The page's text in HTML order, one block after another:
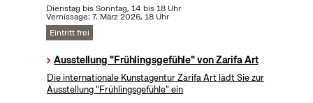
Dienstag bis Sonntag, 14 bis 18 Uhr
Vernissage: 7. März 2026, 18 Uhr
Eintritt frei
Ausstellung "Frühlingsgefühle" von Zarifa Art
Die internationale Kunstagentur Zarifa Art lädt Sie zur
Ausstellung "Frühlingsgefühle" ein